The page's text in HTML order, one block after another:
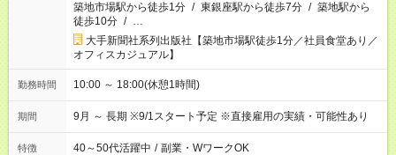
築地市場駅から徒歩1分 / 東銀座駅から徒歩7分 / 築地駅から
徒歩10分 / …
大手新聞社系列出版社【築地市場駅徒歩1分／社員食堂あり／
オフィスカジュアル】
勤務時間 10:00 ～ 18:00(休憩1時間)
期間 9月 ～ 長期 ※9/1スタート予定 ※直接雇用の実績・可能性あり
特徴 40～50代活躍中 / 副業・WワークOK